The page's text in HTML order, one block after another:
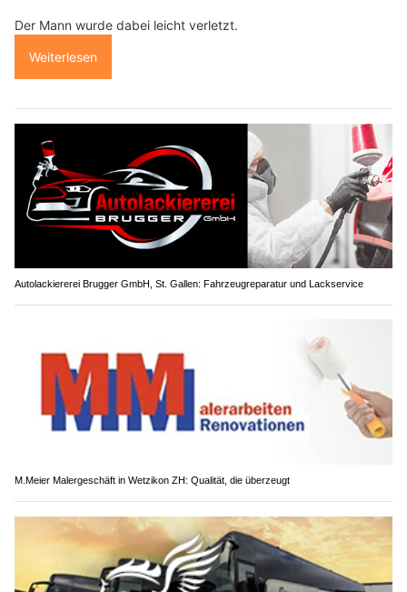
Der Mann wurde dabei leicht verletzt.
Weiterlesen
Autolackiererei Brugger GmbH, St. Gallen: Fahrzeugreparatur und Lackservice
M.Meier Malergeschäft in Wetzikon ZH: Qualität, die überzeugt